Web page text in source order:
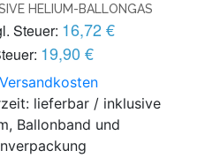
HELIUM-BALLONGAS
Steuer: 16,72 €
19,90 €
Versandkosten
lieferbar / inklusive
Ballonband und